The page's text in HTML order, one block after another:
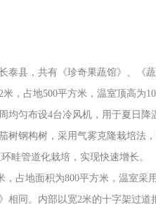
泰县，共有《珍奇果蔬馆》、《
米，占地500平方米，温室顶高为10
均匀布设4台冷风机，用于夏日降
树钢构树，采用气雾克隆栽培法
畦管道化栽培，实现快速增长。
，占地面积为800平方米，温室采
相同。内部以宽2米的十字架过道